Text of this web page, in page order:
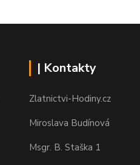
| Kontakty
Zlatnictvi-Hodiny.cz
Miroslava Budínová
Msgr. B. Staška 1